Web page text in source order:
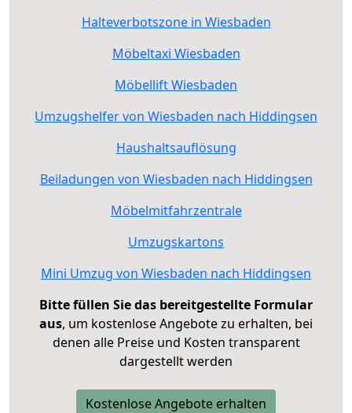
Halteverbotszone in Wiesbaden
Möbeltaxi Wiesbaden
Möbellift Wiesbaden
Umzugshelfer von Wiesbaden nach Hiddingsen
Haushaltsauflösung
Beiladungen von Wiesbaden nach Hiddingsen
Möbelmitfahrzentrale
Umzugskartons
Mini Umzug von Wiesbaden nach Hiddingsen
Bitte füllen Sie das bereitgestellte Formular
aus, um kostenlose Angebote zu erhalten, bei
denen alle Preise und Kosten transparent
dargestellt werden
Kostenlose Angebote erhalten